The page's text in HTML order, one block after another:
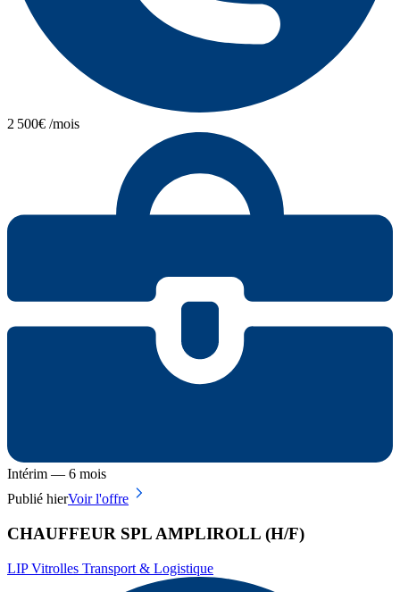
2 500€ /mois
Intérim — 6 mois
Publié hierVoir l'offre
CHAUFFEUR SPL AMPLIROLL (H/F)
LIP Vitrolles Transport & Logistique